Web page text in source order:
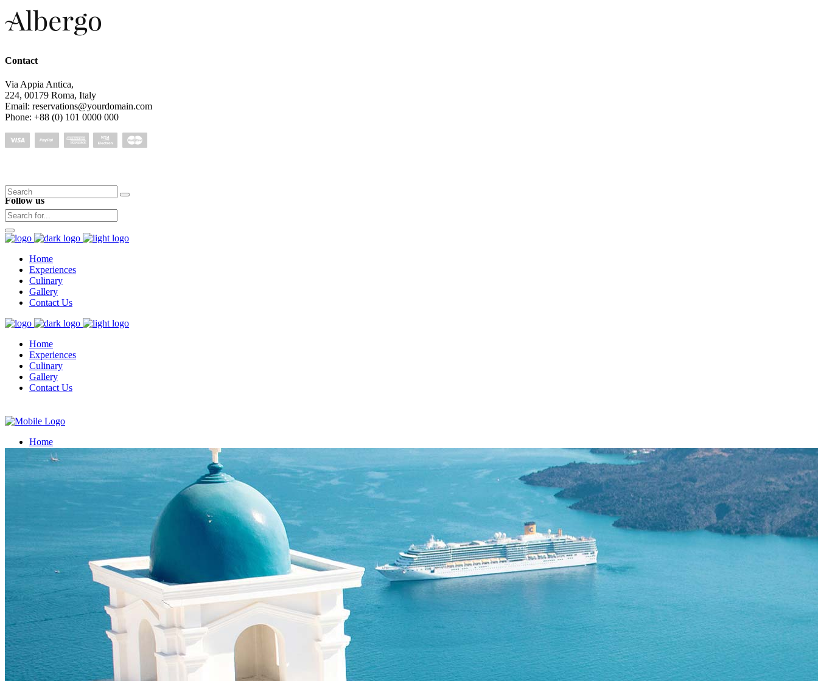
Contact
Via Appia Antica,
224, 00179 Roma, Italy
Email: reservations@yourdomain.com
Phone: +88 (0) 101 0000 000
Search
for:
Follow us
Home
Experiences
Culinary
Gallery
Contact Us
Home
Experiences
Culinary
Gallery
Contact Us
Home
Experiences
Culinary
Contact Us